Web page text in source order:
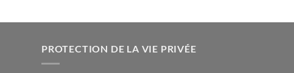
PROTECTION DE LA VIE PRIVÉE